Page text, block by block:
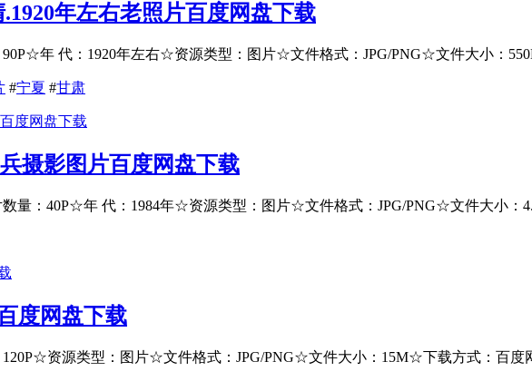
年左右老照片百度网盘下载
年 代：1920年左右☆资源类型：图片☆文件格式：JPG/PNG☆文件大小：
#宁夏 #甘肃
摄影图片百度网盘下载
量：40P☆年 代：1984年☆资源类型：图片☆文件格式：JPG/PNG☆文件大小：
度网盘下载
资源类型：图片☆文件格式：JPG/PNG☆文件大小：15M☆下载方式：百度